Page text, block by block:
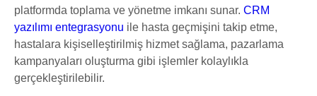
platformda toplama ve yönetme imkanı sunar. CRM
yazılımı entegrasyonu ile hasta geçmişini takip etme,
hastalara kişiselleştirilmiş hizmet sağlama, pazarlama
kampanyaları oluşturma gibi işlemler kolaylıkla
gerçekleştirilebilir.